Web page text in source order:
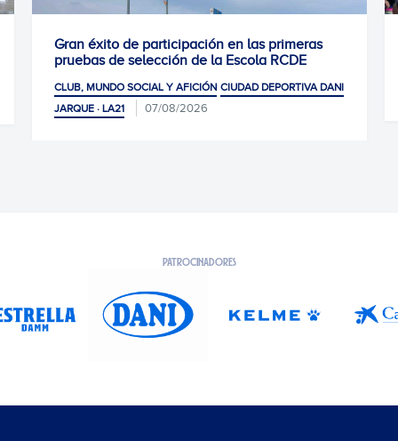
Gran éxito de participación en las primeras
pruebas de selección de la Escola RCDE
CLUB, MUNDO SOCIAL Y AFICIÓN CIUDAD DEPORTIVA DANI
JARQUE · LA21
07/08/2026
PATROCINADORES